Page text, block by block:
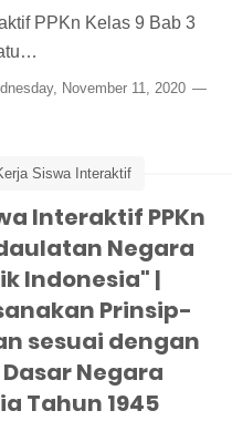
PPKn Kelas 9 Bab 3
November 11, 2020
Siswa Interaktif
Interaktif PPKn
Negara
Indonesia" |
Prinsip-
sesuai dengan
Negara
Tahun 1945